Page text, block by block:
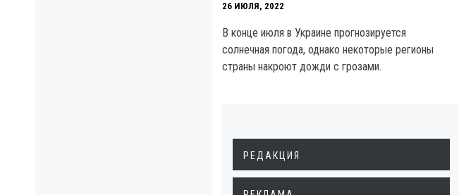
26 ИЮЛЯ, 2022
В конце июля в Украине прогнозируется
солнечная погода, однако некоторые регионы
страны накроют дожди с грозами.
РЕДАКЦИЯ